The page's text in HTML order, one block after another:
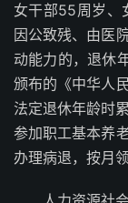
女干部55周岁、
因公致残、由医
动能力的，退休
颁布的《中华人
法定退休年龄时
参加职工基本养
办理病退，按月